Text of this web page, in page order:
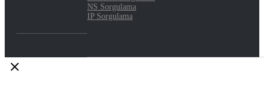
NS Sorgulama
IP Sorgulama